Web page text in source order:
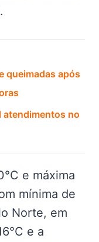
queimadas após
atendimentos no
e máxima
mínima de
Norte, em
e a